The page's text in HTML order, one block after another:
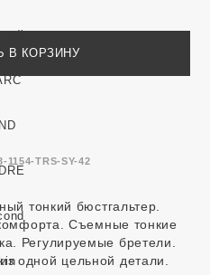
1154-TRS-SY-42
В КОРЗИНУ
тонкий бюстгальтер.
Съемные тонкие
Регулируемые бретели.
одной цельной детали.